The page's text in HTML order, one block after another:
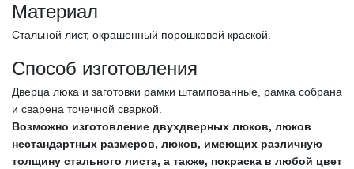
Материал
Стальной лист, окрашенный порошковой краской.
Способ изготовления
Дверца люка и заготовки рамки штампованные, рамка собрана
и сварена точечной сваркой.
Возможно изготовление двухдверных люков, люков
нестандартных размеров, люков, имеющих различную
толщину стального листа, а также, покраска в любой цвет